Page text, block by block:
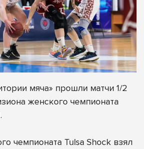
мяча» прошли матчи 1/2
женского чемпионата
.
чемпионата Tulsa Shock взял